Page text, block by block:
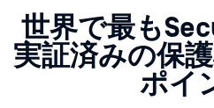
世界で最も
実証済みの保
ポイ